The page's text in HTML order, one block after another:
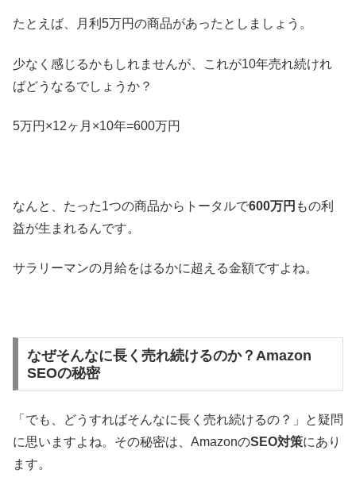
たとえば、月利5万円の商品があったとしましょう。
少なく感じるかもしれませんが、これが10年売れ続けれ
ばどうなるでしょうか？
5万円×12ヶ月×10年=600万円
なんと、たった1つの商品からトータルで600万円 もの利
益が生まれるんです。
サラリーマンの月給をはるかに超える金額ですよね。
なぜそんなに長く売れ続けるのか？Amazon
SEOの秘密
「でも、どうすればそんなに長く売れ続けるの？」と疑問
に思いますよね。その秘密は、AmazonのSEO対策にあり
ます。